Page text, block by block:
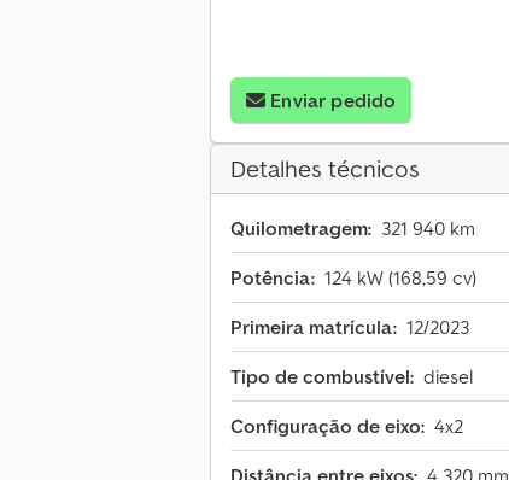
Enviar pedido
Detalhes técnicos
Quilometragem: 321 940 km
Potência: 124 kW (168,59 cv)
Primeira matrícula: 12/2023
Tipo de combustível: diesel
Configuração de eixo: 4x2